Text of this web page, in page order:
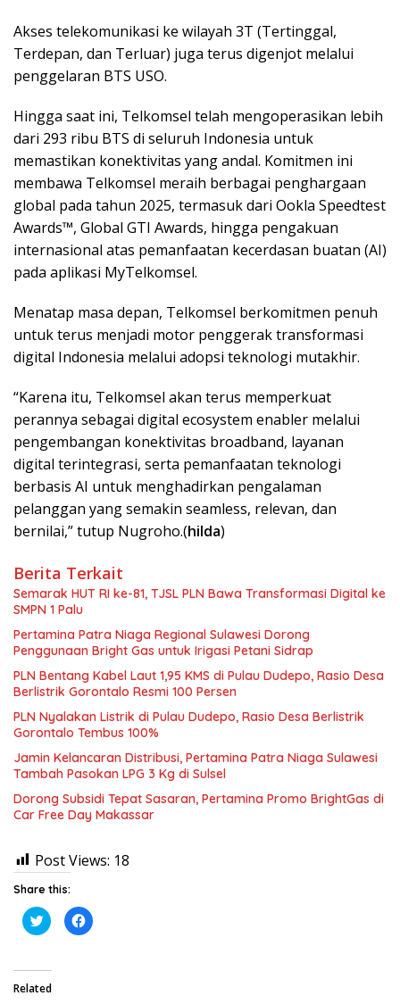
Akses telekomunikasi ke wilayah 3T (Tertinggal,
Terdepan, dan Terluar) juga terus digenjot melalui
penggelaran BTS USO.
​Hingga saat ini, Telkomsel telah mengoperasikan lebih
dari 293 ribu BTS di seluruh Indonesia untuk
memastikan konektivitas yang andal. Komitmen ini
membawa Telkomsel meraih berbagai penghargaan
global pada tahun 2025, termasuk dari Ookla Speedtest
Awards™, Global GTI Awards, hingga pengakuan
internasional atas pemanfaatan kecerdasan buatan (AI)
pada aplikasi MyTelkomsel.
​Menatap masa depan, Telkomsel berkomitmen penuh
untuk terus menjadi motor penggerak transformasi
digital Indonesia melalui adopsi teknologi mutakhir.
​“Karena itu, Telkomsel akan terus memperkuat
perannya sebagai digital ecosystem enabler melalui
pengembangan konektivitas broadband, layanan
digital terintegrasi, serta pemanfaatan teknologi
berbasis AI untuk menghadirkan pengalaman
pelanggan yang semakin seamless, relevan, dan
bernilai,” tutup Nugroho.(hilda)
Berita Terkait
Semarak HUT RI ke-81, TJSL PLN Bawa Transformasi Digital ke
SMPN 1 Palu
Pertamina Patra Niaga Regional Sulawesi Dorong
Penggunaan Bright Gas untuk Irigasi Petani Sidrap
PLN Bentang Kabel Laut 1,95 KMS di Pulau Dudepo, Rasio Desa
Berlistrik Gorontalo Resmi 100 Persen
PLN Nyalakan Listrik di Pulau Dudepo, Rasio Desa Berlistrik
Gorontalo Tembus 100%
Jamin Kelancaran Distribusi, Pertamina Patra Niaga Sulawesi
Tambah Pasokan LPG 3 Kg di Sulsel
Dorong Subsidi Tepat Sasaran, Pertamina Promo BrightGas di
Car Free Day Makassar
Post Views: 18
Share this:
K
l
n
u
K
l
Related